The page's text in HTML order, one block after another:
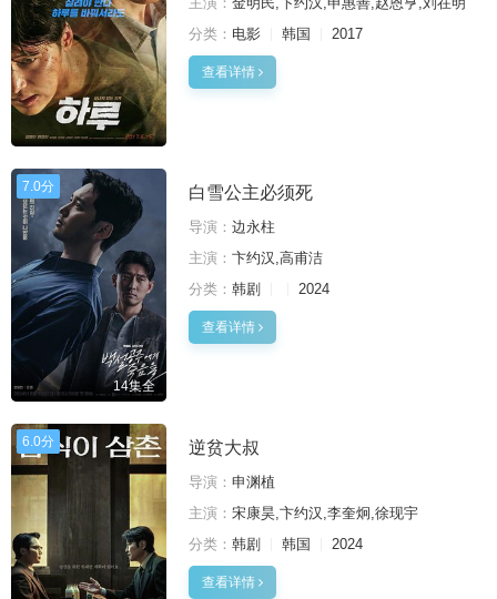
分类： 电影 韩国 2017
查看详情
7.0分
14集全
白雪公主必须死
导演： 边永柱
主演： 卞约汉,高甫洁
分类： 韩剧 2024
查看详情
6.0分 逆贫大叔
导演： 申渊植
主演： 宋康昊,卞约汉,李奎炯,徐现宇
分类： 韩剧 韩国 2024
查看详情